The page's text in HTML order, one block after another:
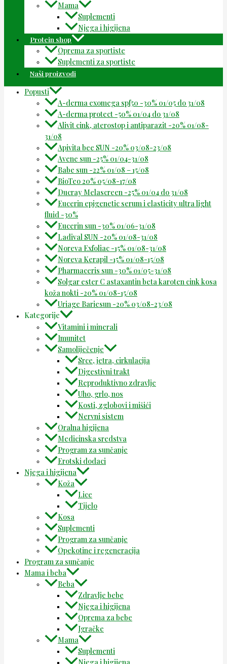
Mama
Suplementi
Njega i higijena
Protein shop
Oprema za sportiste
Suplementi za sportiste
Naši proizvodi
Popusti
A-derma exomega spf50 -30% 01/05 do 31/08
A-derma protect -50% 01/04 do 31/08
Alivit cink, aterostop i antiparazit -20% 01/08-
31/08
Apivita bee SUN -20% 03/08-23/08
Avene sun -25% 01/04-31/08
Babe sun -22% 01/08 – 15/08
BioTeo 20% 05/08-17/08
Ducray Melascreen -25% 01/04 do 31/08
Eucerin epigenetic serum i elasticity ultra light
fluid -30%
Eucerin sun -30% 01/06-31/08
Ladival SUN -20% 01/08-31/08
Noreva Exfoliac -15% 01/08-31/08
Noreva Kerapil -15% 01/08-15/08
Pharmaceris sun -30% 01/05-31/08
Solgar ester C astaxantin beta karoten cink kosa
koža nokti -20% 01/08-15/08
Uriage Bariesun -20% 03/08-23/08
Kategorije
Vitamini i minerali
Imunitet
Samoliječenje
Srce, jetra, cirkulacija
Digestivni trakt
Reproduktivno zdravlje
Uho, grlo, nos
Kosti, zglobovi i mišići
Nervni sistem
Oralna higijena
Medicinska sredstva
Program za sunčanje
Erotski dodaci
Njega i higijena
Koža
Lice
Tijelo
Kosa
Suplementi
Program za sunčanje
Opekotine i regeneracija
Program za sunčanje
Mama i beba
Beba
Zdravlje bebe
Njega i higijena
Oprema za bebe
Igračke
Mama
Suplementi